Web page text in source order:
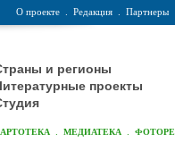
О проекте Редакция Партнеры
и регионы
проекты
МЕДИАТЕКА